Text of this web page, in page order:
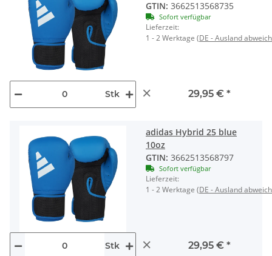
GTIN: 3662513568735
Sofort verfügbar
Lieferzeit:
1 - 2 Werktage (DE - Ausland
Stk × 29,95 €*
adidas Hybrid 25 blue
10oz
GTIN: 3662513568797
Sofort verfügbar
Lieferzeit:
1 - 2 Werktage (DE - Ausland
Stk × 29,95 €*